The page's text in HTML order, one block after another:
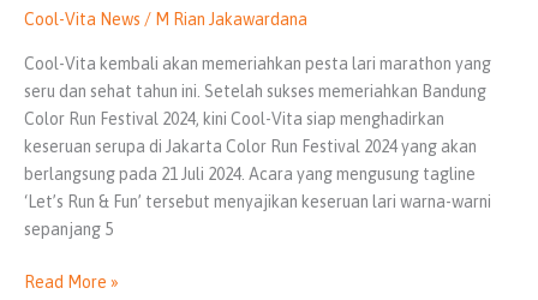
Cool-Vita News / M Rian Jakawardana
Cool-Vita kembali akan memeriahkan pesta lari marathon yang
seru dan sehat tahun ini. Setelah sukses memeriahkan Bandung
Color Run Festival 2024, kini Cool-Vita siap menghadirkan
keseruan serupa di Jakarta Color Run Festival 2024 yang akan
berlangsung pada 21 Juli 2024. Acara yang mengusung tagline
‘Let’s Run & Fun’ tersebut menyajikan keseruan lari warna-warni
sepanjang 5
2024
Bersama
Cool-
Vita!
Read More »